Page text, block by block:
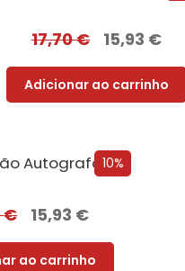
17,70€ 15,93 €
Adicionar ao carrinho
10%
Mãe [Edição Autografada]
€ 15,93 €
ao carrinho